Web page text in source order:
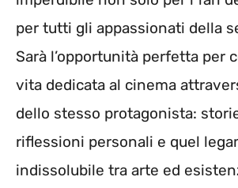
per tutti gli appassionati della
Sarà l’opportunità perfetta per
vita dedicata al cinema
dello stesso protagonista:
riflessioni personali e quel
indissolubile tra arte ed